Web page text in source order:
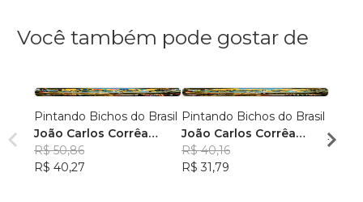
Você também pode gostar de
Pintando Bichos do Brasil
João Carlos Corrêa
Caminha
R$ 50,86
R$ 40,27
Pintando Bichos do Brasil
João Carlos Corrêa
Caminha
R$ 40,16
R$ 31,79